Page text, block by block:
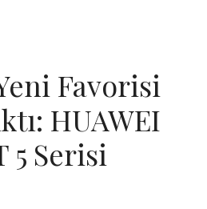
Favorisi
HUAWEI
5 Serisi